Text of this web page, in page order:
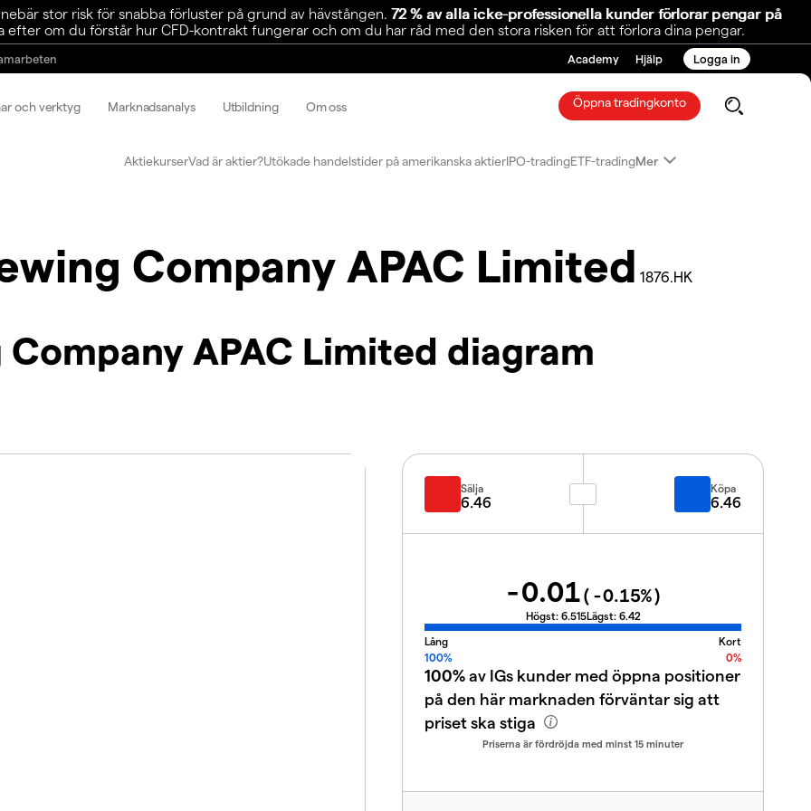
stor risk för snabba förluster på grund av hävstången. 72 % av alla icke-professionella kunder förlorar pengar på
efter om du förstår hur CFD-kontrakt fungerar och om du har råd med den stora risken för att förlora dina pengar.
Academy Hjälp Logga in
och verktyg Marknadsanalys Utbildning Om oss Öppna tradingkonto
AktiekurserVad är aktier?Utökade handelstider på amerikanska aktierIPO-tradingETF-tradingMer
Company APAC Limited 1876.HK
APAC Limited diagram
Sälja
6.46
Köpa
6.46
-0.01( -0.15%)
Högst: 6.515Lägst: 6.42
Lång
Kort
100%
0%
100%av IGs kunder med öppna positioner
på den här marknaden förväntar sig att
priset ska stiga
Priserna är fördröjda med minst 15 minuter